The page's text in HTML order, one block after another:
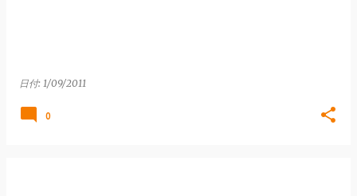
日付: 1/09/2011
0